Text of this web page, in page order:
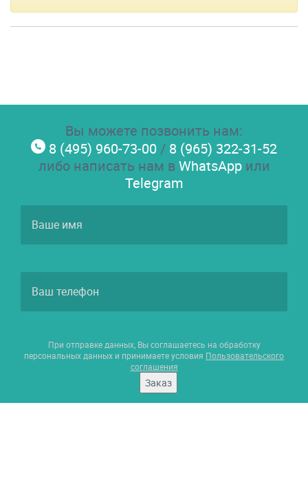
Вы можете позвонить нам:
8 (495) 960-73-00 / 8 (965) 322-31-52
либо написать нам вWhatsAppили
Telegram
При отправке данных, Вы соглашаетесь на обработку
персональных данных и принимаете условия Пользовательского
соглашения
Заказ